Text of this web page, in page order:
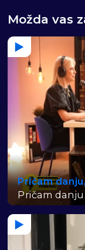
Možda vas
Pričam
Pričam